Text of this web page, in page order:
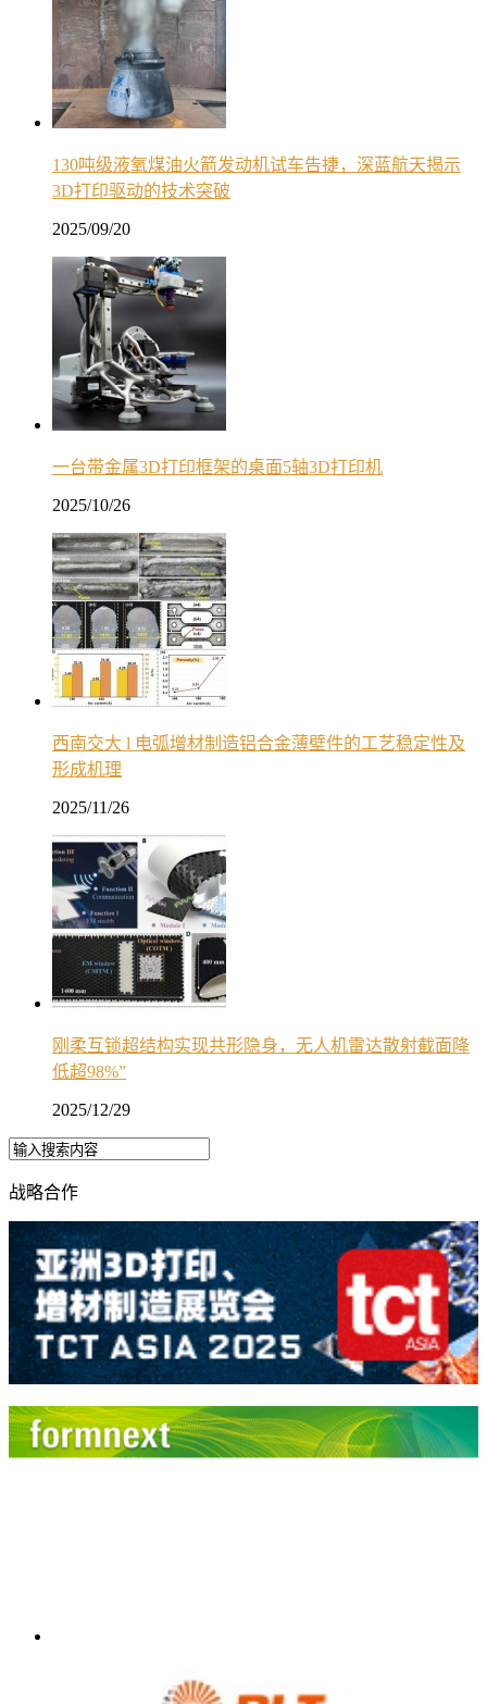
130吨级液氧煤油火箭发动机试车告捷，深蓝航天揭示
3D打印驱动的技术突破
2025/09/20
一台带金属3D打印框架的桌面5轴3D打印机
2025/10/26
西南交大 l 电弧增材制造铝合金薄壁件的工艺稳定性及
形成机理
2025/11/26
刚柔互锁超结构实现共形隐身，无人机雷达散射截面降
低超98%”
2025/12/29
战略合作